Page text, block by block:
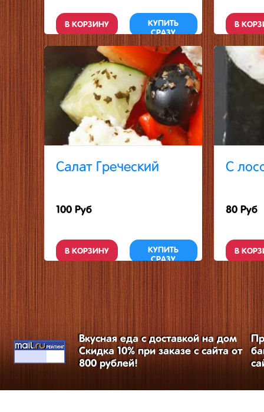
В КОРЗИНУ
КУПИТЬ
СРАЗУ
В
Салат Греческий
100 Руб
В КОРЗИНУ
КУПИТЬ
СРАЗУ
С
80 Руб
В
Вкусная еда с доставкой на дом
Скидка 10% при заказе с сайта от
800 рублей!